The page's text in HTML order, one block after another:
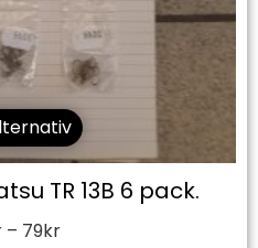
TR 13B 6 pack.
– 79kr